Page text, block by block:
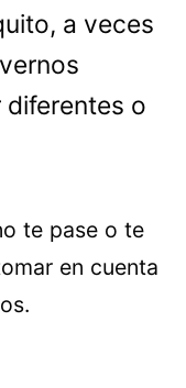
a veces
o
te pase o te
en cuenta